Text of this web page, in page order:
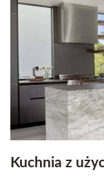
Kuchnia z